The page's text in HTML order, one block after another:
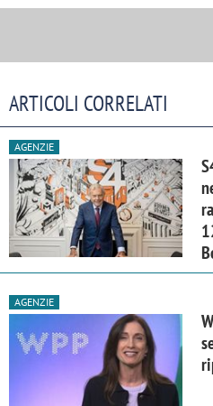
ARTICOLI CORRELATI
AGENZIE
AGENZIE